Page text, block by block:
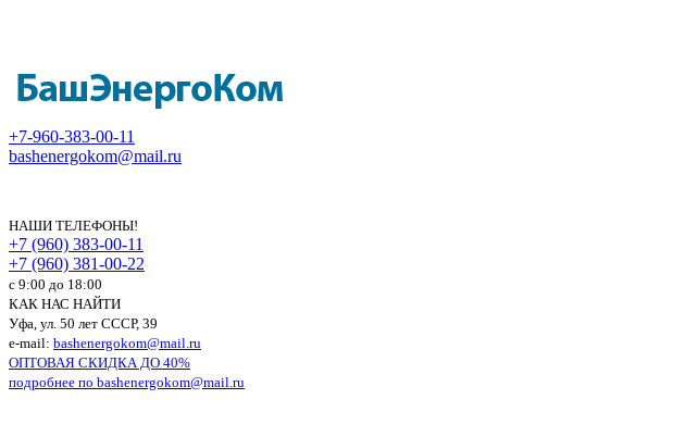
+7-960-383-00-11
bashenergokom@mail.ru
НАШИ ТЕЛЕФОНЫ!
+7 (960) 383-00-11
+7 (960) 381-00-22
c 9:00 до 18:00
КАК НАС НАЙТИ
Уфа, ул. 50 лет СССР, 39
e-mail: bashenergokom@mail.ru
ОПТОВАЯ СКИДКА ДО 40%
подробнее по bashenergokom@mail.ru